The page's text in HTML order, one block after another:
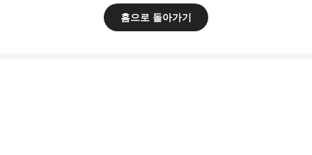
홈으로 돌아가기